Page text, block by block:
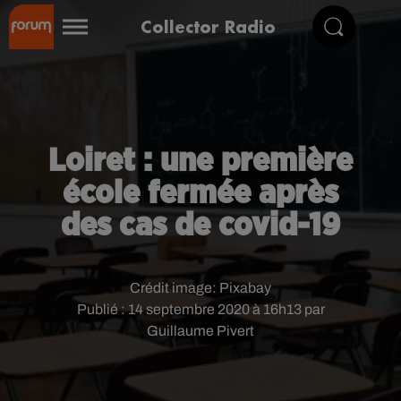
Collector Radio
Loiret : une première
école fermée après
des cas de covid-19
Publié : 14 septembre 2020 à 16h13 par
Guillaume Pivert
Crédit image: Pixabay